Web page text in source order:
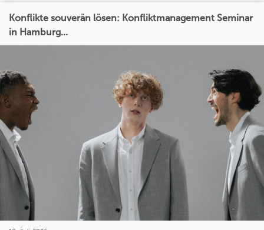
Konflikte souverän lösen: Konfliktmanagement Seminar
in Hamburg...